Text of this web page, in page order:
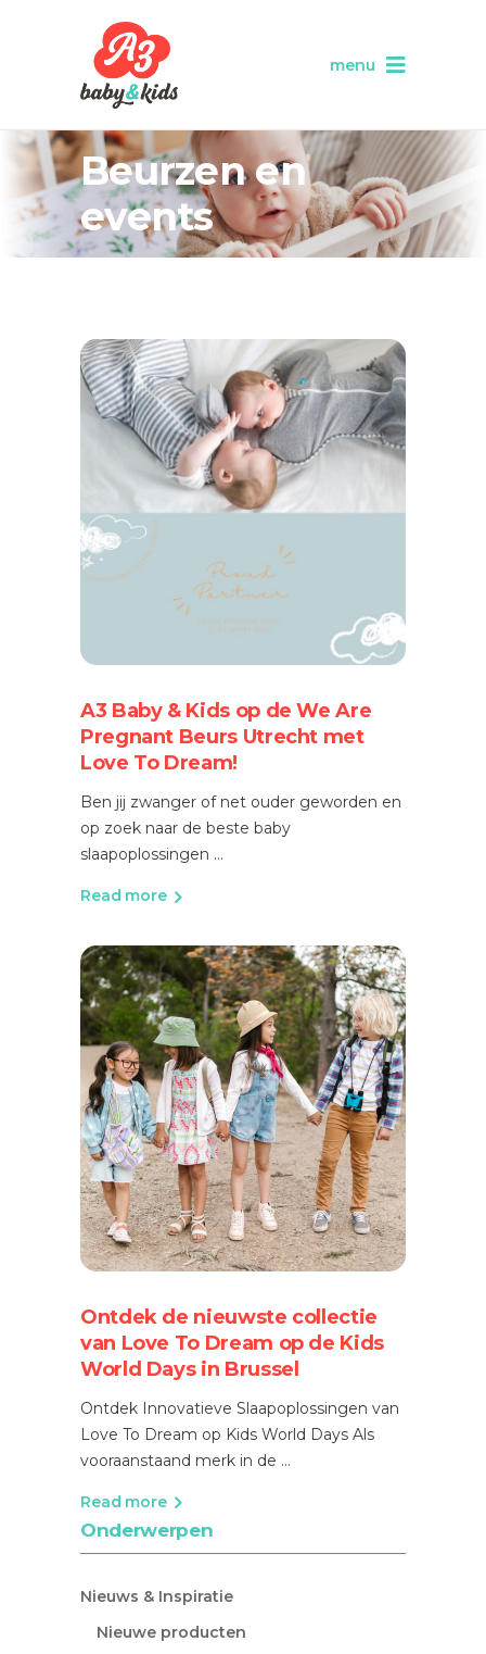
menu
Beurzen en
events
A3 Baby & Kids op de We Are
Pregnant Beurs Utrecht met
Love To Dream!
Ben jij zwanger of net ouder geworden en
op zoek naar de beste baby
slaapoplossingen
Read more
Ontdek de nieuwste collectie
van Love To Dream op de Kids
World Days in Brussel
Ontdek Innovatieve Slaapoplossingen van
Love To Dream op Kids World Days Als
vooraanstaand merk in de
Read more
Onderwerpen
Nieuws & Inspiratie
Nieuwe producten